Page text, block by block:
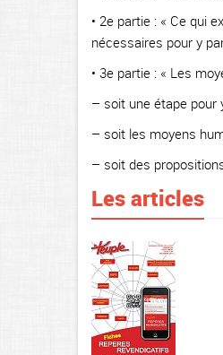
• 2e partie : « Ce qui
nécessaires pour y
• 3e partie : « Les
– soit une étape pour
– soit les moyens
– soit des
Les articles